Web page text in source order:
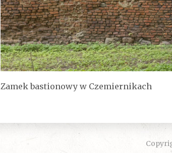
Zamek bastionowy w Czemiernikach